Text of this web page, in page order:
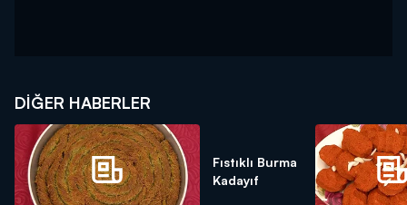
DIĞER HABERLER
Fıstıklı Burma
Kadayıf